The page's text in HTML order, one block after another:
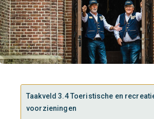
Taakveld 3.4 Toeristische en
voorzieningen